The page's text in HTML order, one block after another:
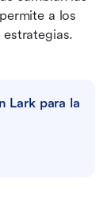
a los
Lark para la